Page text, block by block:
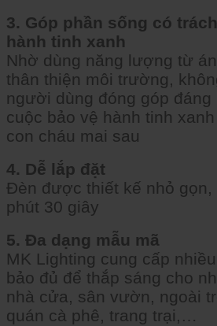
3. Góp phần sống có
hành tinh xanh
Nhờ dùng năng lượng từ
thân thiện môi trường,
người dùng đóng góp đáng
cuộc bảo vệ hành tinh
con cháu mai sau
4. Dễ lắp đặt
Đèn được thiết kế nhỏ gọn,
phút 30 giây
5. Đa dạng mẫu mã
MK Lighting cung cấp
bảo đủ để thắp sáng cho
nhà cửa, sân vườn, ngoài
quán cà phê, trang trại,…